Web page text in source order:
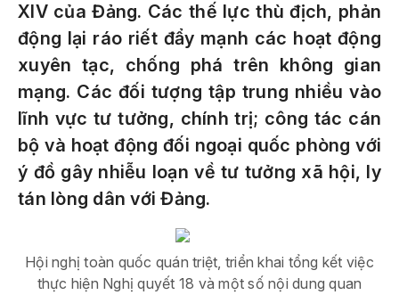
XIV của Đảng. Các thế lực thù địch, phản
động lại ráo riết đẩy mạnh các hoạt động
xuyên tạc, chống phá trên không gian
mạng. Các đối tượng tập trung nhiều vào
lĩnh vực tư tưởng, chính trị; công tác cán
bộ và hoạt động đối ngoại quốc phòng với
ý đồ gây nhiễu loạn về tư tưởng xã hội, ly
tán lòng dân với Đảng.
Hội nghị toàn quốc quán triệt, triển khai tổng kết việc
thực hiện Nghị quyết 18 và một số nội dung quan